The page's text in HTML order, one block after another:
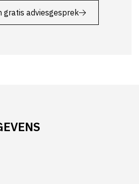
gratis adviesgesprek